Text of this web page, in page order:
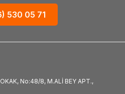
530 05 71
No:48/8, M.ALİ BEY APT.,